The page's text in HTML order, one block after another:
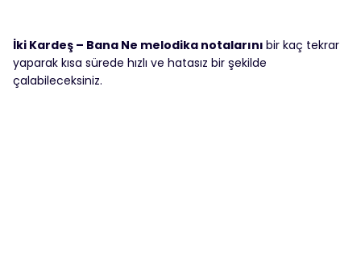
İki Kardeş – Bana Ne melodika notalarını bir kaç tekrar
yaparak kısa sürede hızlı ve hatasız bir şekilde
çalabileceksiniz.